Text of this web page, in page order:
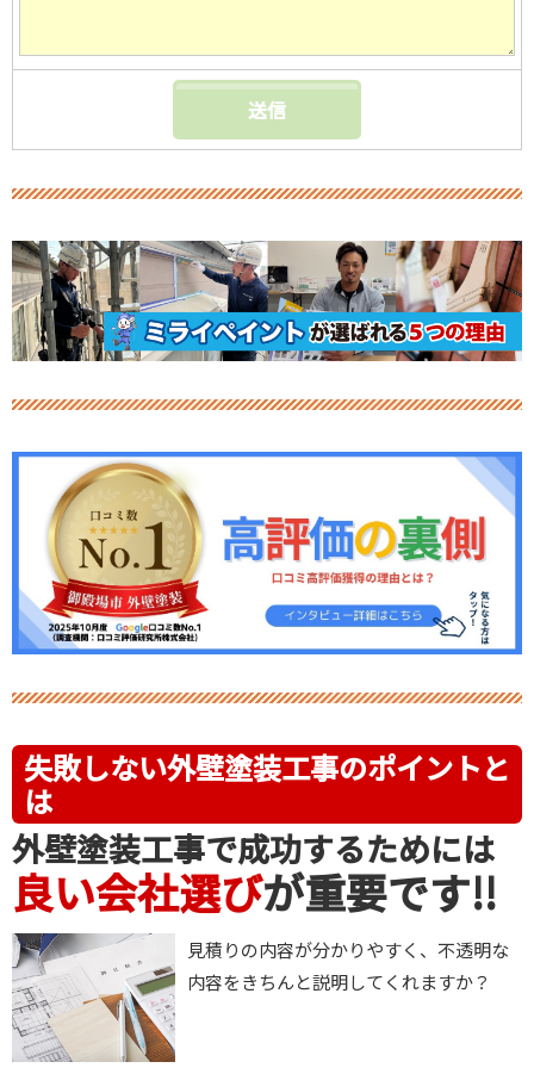
送信
失敗しない外壁塗装工事のポイントと
は
外壁塗装工事で成功するためには
良い会社選びが重要です!!
見積りの内容が分かりやすく、不透明な
内容をきちんと説明してくれますか？